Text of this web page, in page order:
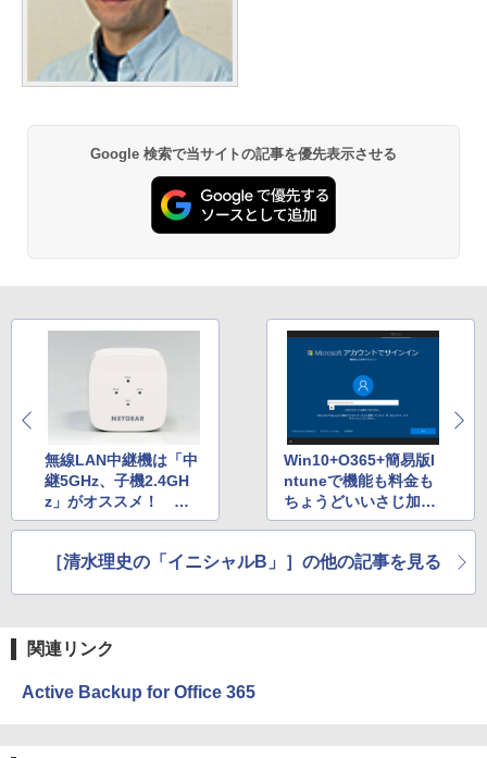
Google 検索で当サイトの記事を優先表示させる
無線LAN中継機は「中
継5GHz、子機2.4GH
z」がオススメ！ 周
波数ごとに速度をテス
Win10+O365+簡易版I
ntuneで機能も料金も
ちょうどいいさじ加
減 「Microsoft 365
てみた
［清水理史の「イニシャルB」］の他の記事を見る
関連リンク
Active Backup for Office 365